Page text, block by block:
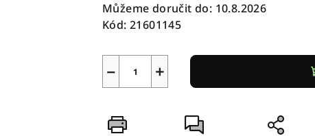
Můžeme doručit do: 10.8.2026
Kód: 21601145
+
−